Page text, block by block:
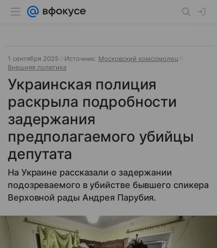
1 сентября 2025 Источник: Московский комсомолец
Внешняя политика
Украинская полиция
раскрыла подробности
задержания
предполагаемого убийцы
депутата
На Украине рассказали о задержании
подозреваемого в убийстве бывшего спикера
Верховной рады Андрея Парубия.